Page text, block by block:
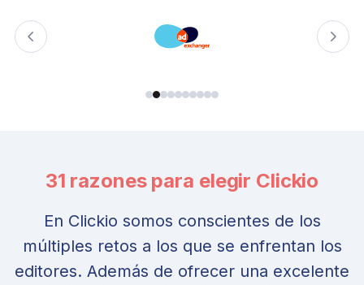
31 razones para elegir Clickio
En Clickio somos conscientes de los
múltiples retos a los que se enfrentan los
editores. Además de ofrecer una excelente